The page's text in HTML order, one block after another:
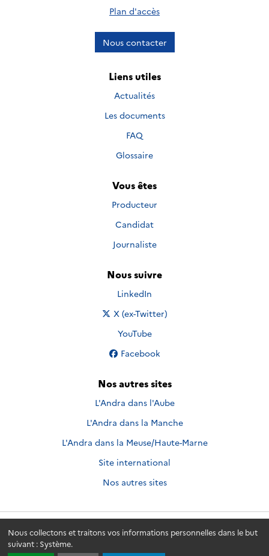
Nous collectons et traitons vos informations personnelles dans le but
suivant : Système.
Plan d'accès
Nous contacter
Liens utiles
Actualités
Les documents
FAQ
Glossaire
Vous êtes
Producteur
Candidat
Journaliste
Nous suivre
Nous suivre sur
LinkedIn
Nous suivre sur
X (ex-Twitter)
Nous suivre sur
YouTube
Nous suivre sur
Facebook
Nos autres sites
L'Andra dans l'Aube
L'Andra dans la Manche
L'Andra dans la Meuse/Haute-Marne
Site international
Nos autres sites
Andra.fr © 2026 - Andra. Tous droits réservés.